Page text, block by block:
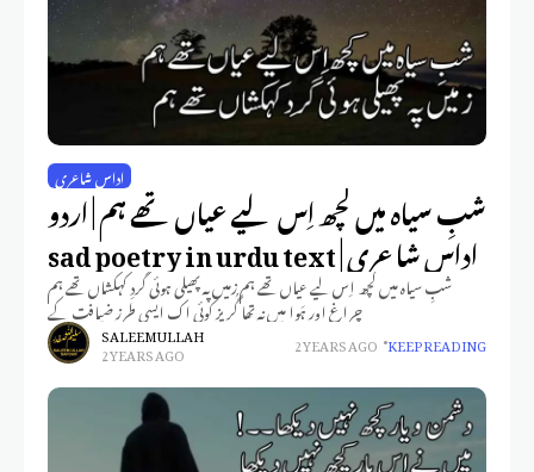
اداس شاعری
شبِ سیاہ میں کچھ اِس لیے عیاں تھے ہم | اردو
اداس شاعری | sad poetry in urdu text
شبِ سیاہ میں کچھ اِس لیے عیاں تھے ہم زمیں پہ پھیلی ہوئی گَردِ کہکشاں تھے ہم
چراغ اور ہَوا میں نہ تھا گُریز کوئی اک ایسی طرزِ ضیافت کے
SALEEM ULLAH
2 YEARS AGO 2 YEARS AGO KEEP READING